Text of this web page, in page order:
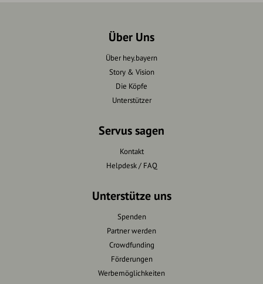
Über Uns
Über hey.bayern
Story & Vision
Die Köpfe
Unterstützer
Servus sagen
Kontakt
Helpdesk / FAQ
Unterstütze uns
Spenden
Partner werden
Crowdfunding
Förderungen
Werbemöglichkeiten